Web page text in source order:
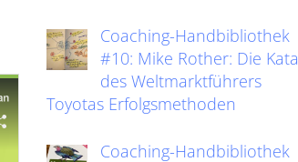
Coaching-Handbibliothek
#10: Mike Rother: Die Kata
des Weltmarktführers
Toyotas Erfolgsmethoden
Coaching-Handbibliothek